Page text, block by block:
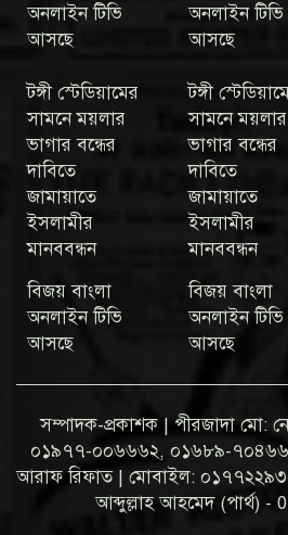
অনলাইন টিভি
আসছে
অনলাইন টিভি
আসছে
টঙ্গী স্টেডিয়ামের
সামনে ময়লার
ভাগার বন্ধের
দাবিতে
জামায়াতে
ইসলামীর
মানববন্ধন
বিজয় বাংলা
অনলাইন টিভি
আসছে
টঙ্গী
সামনে ময়লার
ভাগার বন্ধের
দাবিতে
জামায়াতে
ইসলামীর
মানববন্ধন
বিজয় বাংলা
অনলাইন টিভি
আসছে
সম্পাদক-প্রকাশক | পীরজাদা মো:
০১৯৭৭-০০৬৬৬২, ০১৬৮৯-৭০৪৬৬২
আরাফ রিফাত | মোবাইল:
আব্দুল্লাহ আহমেদ (পার্থ) -